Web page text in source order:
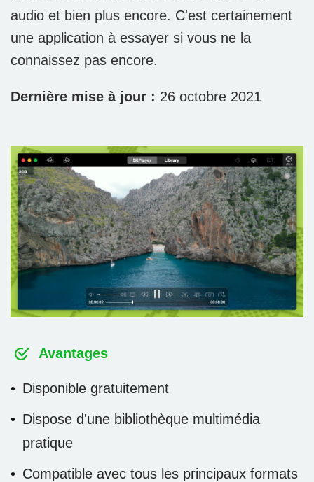
audio et bien plus encore. C'est certainement
une application à essayer si vous ne la
connaissez pas encore.
Dernière mise à jour : 26 octobre 2021
Avantages
Disponible gratuitement
Dispose d'une bibliothèque multimédia
pratique
Compatible avec tous les principaux formats